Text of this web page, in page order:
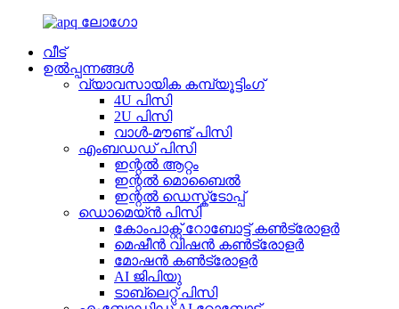
വീട്
ഉൽപ്പന്നങ്ങൾ
വ്യാവസായിക കമ്പ്യൂട്ടിംഗ്
4U പിസി
2U പിസി
വാൾ-മൗണ്ട് പിസി
എംബഡഡ് പിസി
ഇന്റൽ ആറ്റം
ഇന്റൽ മൊബൈൽ
ഇന്റൽ ഡെസ്ക്ടോപ്പ്
ഡൊമെയ്ൻ പിസി
കോം‌പാക്റ്റ് റോബോട്ട് കൺട്രോളർ
മെഷീൻ വിഷൻ കൺട്രോളർ
മോഷൻ കൺട്രോളർ
AI ജിപിയു
ടാബ്‌ലെറ്റ് പിസി